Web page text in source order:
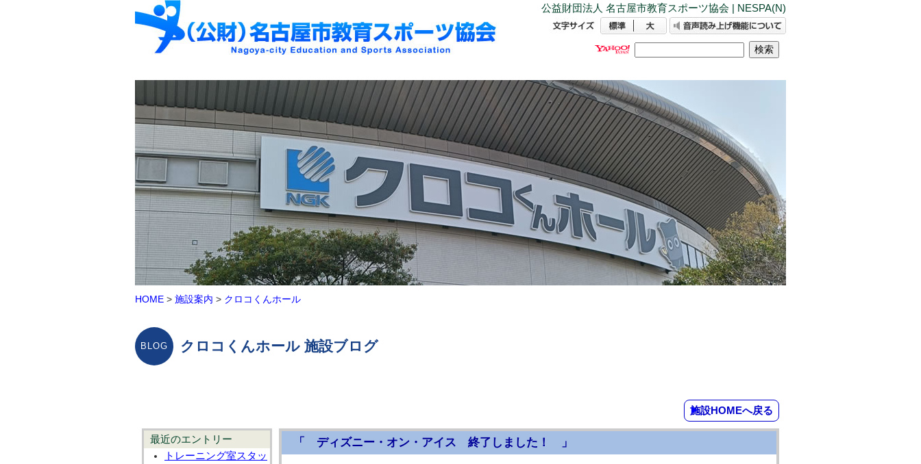
公益財団法人 名古屋市教育スポーツ協会 | NESPA(N)
HOME > 施設案内 > クロコくんホール
クロコくんホール 施設ブログ
施設HOMEへ戻る
最近のエントリー
トレーニング室スタッ
「 ディズニー・オン・アイス 終了しました！ 」